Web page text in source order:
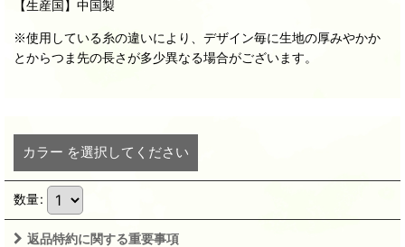
【生産国】中国製
※使用している糸の違いにより、デザイン毎に生地の厚みやかか
とからつま先の長さが多少異なる場合がございます。
カラー を選択してください
数量:
返品特約に関する重要事項